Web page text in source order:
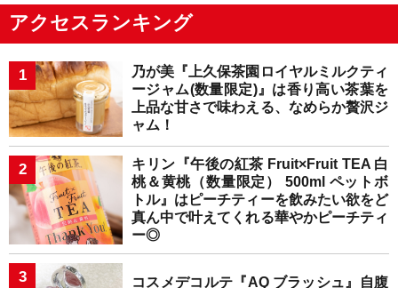
アクセスランキング
乃が美『上久保茶園ロイヤルミルクティ
ージャム(数量限定)』は香り高い茶葉を
上品な甘さで味わえる、なめらか贅沢ジ
ャム！
キリン『午後の紅茶 Fruit×Fruit TEA 白
桃＆黄桃（数量限定） 500ml ペットボ
トル』はピーチティーを飲みたい欲をど
真ん中で叶えてくれる華やかピーチティ
ー◎
コスメデコルテ『AQ ブラッシュ』自腹